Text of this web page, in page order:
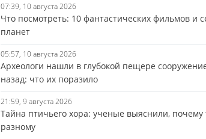
07:39, 10 августа 2026
Что посмотреть: 10 фантастических фильмов и
планет
05:57, 10 августа 2026
Археологи нашли в глубокой пещере
назад: что их поразило
21:59, 9 августа 2026
Тайна птичьего хора: ученые выяснили,
разному